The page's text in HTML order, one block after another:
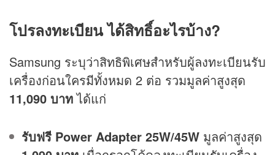
โปรลงทะเบียน ได้สิทธิ์อะไรบ้าง?
Samsung ระบุว่าสิทธิพิเศษสำหรับผู้ลงทะเบียนรับ
เครื่องก่อนใครมีทั้งหมด 2 ต่อ รวมมูลค่าสูงสุด
11,090 บาทได้แก่
รับฟรี Power Adapter 25W/45W มูลค่าสูงสุด